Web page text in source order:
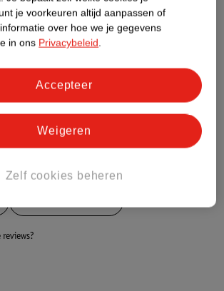
Score
Dit product heeft (nog) geen Nature
Impact Score.
je voorkeuren altijd aanpassen of
over hoe we je gegevens
in ons Privacybeleid.
Zelf cookies beheren
Weigeren
Accepteer